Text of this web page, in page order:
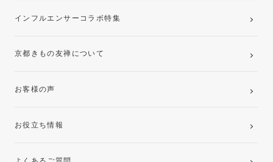
インフルエンサーコラボ特集
京都きもの友禅について
お客様の声
お役立ち情報